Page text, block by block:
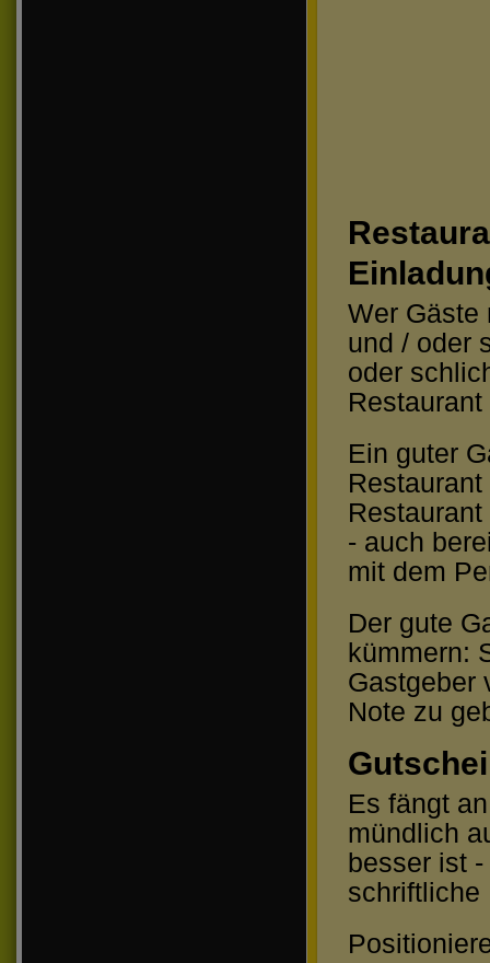
Wer Gäste
und / oder
oder
Ein guter
- auch
mit dem
Der gute
kümmern:
Gastgeber
Note zu
Es fängt
mündlich
besser ist
schriftliche